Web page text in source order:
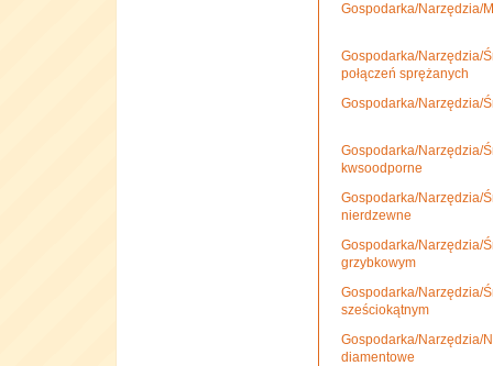
Gospodarka/Narzędzia/
Gospodarka/Narzędzia/
połączeń sprężanych
Gospodarka/Narzędzia/
Gospodarka/Narzędzia/
kwsoodporne
Gospodarka/Narzędzia/
nierdzewne
Gospodarka/Narzędzia/
grzybkowym
Gospodarka/Narzędzia/
sześciokątnym
Gospodarka/Narzędzia/
diamentowe